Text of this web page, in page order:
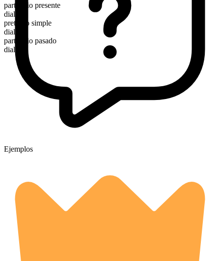
participio presente
dialing
pretérito simple
dialed
participio pasado
dialed
Ejemplos